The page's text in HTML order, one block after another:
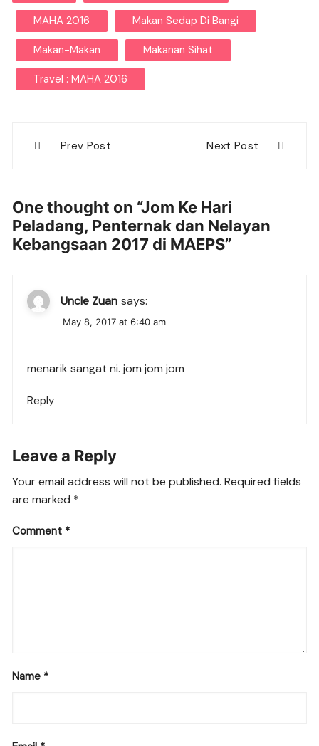
MAHA 2016 Makan Sedap Di Bangi
Makan-Makan Makanan Sihat
Travel : MAHA 2016
navigation
Prev Post Next Post
One thought on “Jom Ke Hari
Peladang, Penternak dan Nelayan
Kebangsaan 2017 di MAEPS”
Uncle Zuan says:
May 8, 2017 at 6:40 am
menarik sangat ni. jom jom jom
Reply
Leave a Reply
Your email address will not be published. Required fields
are marked *
Comment *
Name *